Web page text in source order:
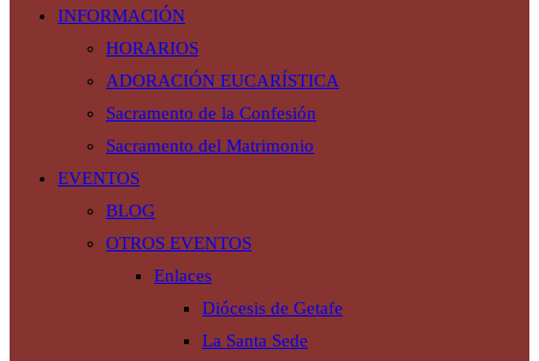
INFORMACIÓN
HORARIOS
ADORACIÓN EUCARÍSTICA
Sacramento de la Confesión
Sacramento del Matrimonio
EVENTOS
BLOG
OTROS EVENTOS
Enlaces
Diócesis de Getafe
La Santa Sede